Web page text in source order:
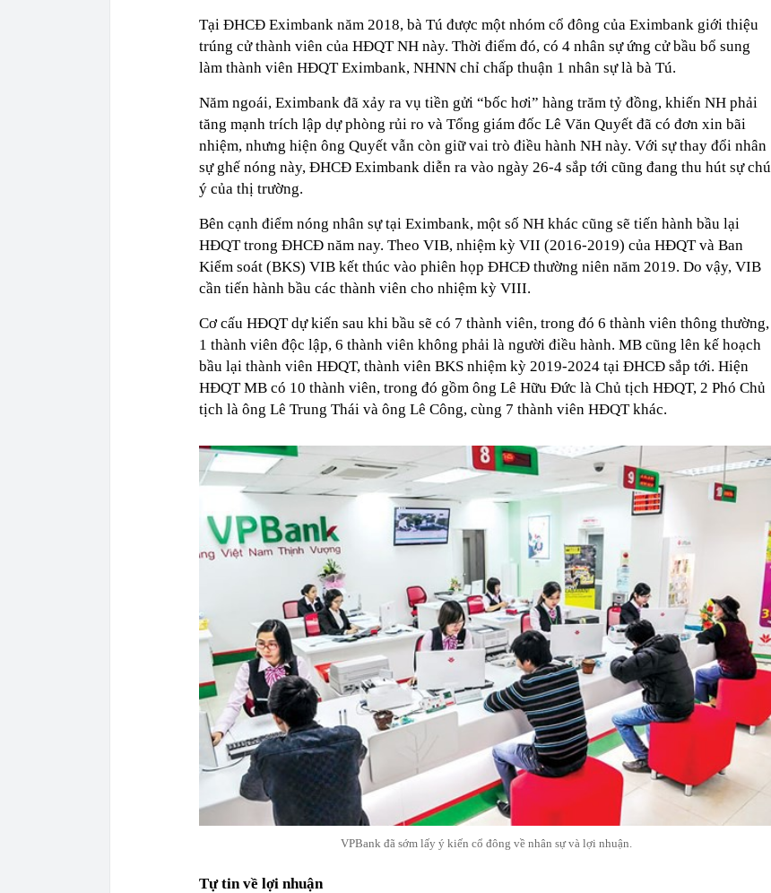
22:34
Cụ bà 70 tuổi có xương trẻ khỏe như phụ nữ 30, bác sĩ kinh ngạc khi
biết bí quyết
22:34
Ngôi nhà chứa đựng tâm huyết của NSND Tự Long
22:30
Một doanh nghiệp dầu khí đem hơn 42.200 tỷ đồng gửi ngân hàng
22:08
Lời khuyên cho những người không rút điện ấm siêu tốc trước khi ngủ
Tại ĐHCĐ Eximbank năm 2018, bà Tú được một nhóm cổ đông của Eximbank giới thiệu
trúng cử thành viên của HĐQT NH này. Thời điểm đó, có 4 nhân sự ứng cử bầu bổ sung
làm thành viên HĐQT Eximbank, NHNN chỉ chấp thuận 1 nhân sự là bà Tú.
Năm ngoái, Eximbank đã xảy ra vụ tiền gửi “bốc hơi” hàng trăm tỷ đồng, khiến NH phải
tăng mạnh trích lập dự phòng rủi ro và Tổng giám đốc Lê Văn Quyết đã có đơn xin bãi
nhiệm, nhưng hiện ông Quyết vẫn còn giữ vai trò điều hành NH này. Với sự thay đổi nhân
sự ghế nóng này, ĐHCĐ Eximbank diễn ra vào ngày 26-4 sắp tới cũng đang thu hút sự chú
ý của thị trường.
Bên cạnh điểm nóng nhân sự tại Eximbank, một số NH khác cũng sẽ tiến hành bầu lại
HĐQT trong ĐHCĐ năm nay. Theo VIB, nhiệm kỳ VII (2016-2019) của HĐQT và Ban
Kiểm soát (BKS) VIB kết thúc vào phiên họp ĐHCĐ thường niên năm 2019. Do vậy, VIB
cần tiến hành bầu các thành viên cho nhiệm kỳ VIII.
Cơ cấu HĐQT dự kiến sau khi bầu sẽ có 7 thành viên, trong đó 6 thành viên thông thường,
1 thành viên độc lập, 6 thành viên không phải là người điều hành. MB cũng lên kế hoạch
bầu lại thành viên HĐQT, thành viên BKS nhiệm kỳ 2019-2024 tại ĐHCĐ sắp tới. Hiện
HĐQT MB có 10 thành viên, trong đó gồm ông Lê Hữu Đức là Chủ tịch HĐQT, 2 Phó Chủ
tịch là ông Lê Trung Thái và ông Lê Công, cùng 7 thành viên HĐQT khác.
VPBank đã sớm lấy ý kiến cổ đông về nhân sự và lợi nhuận.
Tự tin về lợi nhuận